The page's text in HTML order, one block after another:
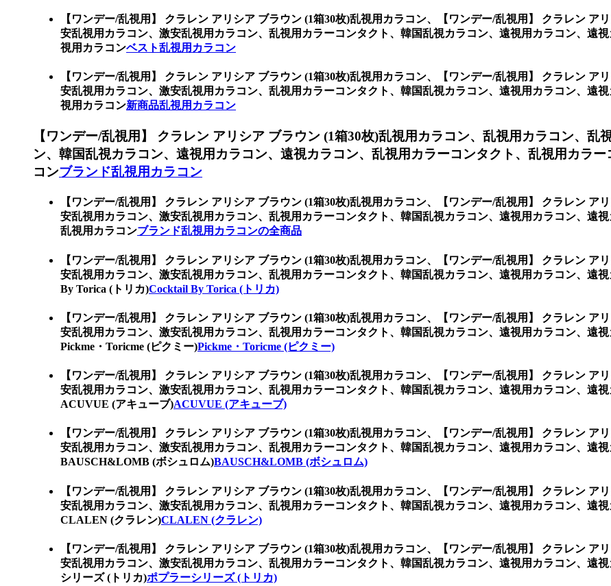
【ワンデー/乱視用】 クラレン アリシア ブラウン (1箱30枚)乱視用カラコン、
【ワンデー/乱視用】 クラレン ア
安乱視用カラコン、激安乱視用カラコン、乱視用カラーコンタクト、韓国乱視カラコン、遠視用カラコン、遠
視用カラコンベスト乱視用カラコン
【ワンデー/乱視用】 クラレン アリシア ブラウン (1箱30枚)乱視用カラコン、
【ワンデー/乱視用】 クラレン ア
安乱視用カラコン、激安乱視用カラコン、乱視用カラーコンタクト、韓国乱視カラコン、遠視用カラコン、遠
視用カラコン新商品乱視用カラコン
【ワンデー/乱視用】 クラレン アリシア ブラウン (1箱30枚)乱視用カラコン、 乱視用カラコン、乱
ン、韓国乱視カラコン、遠視用カラコン、遠視カラコン、乱視用カラーコンタクト、乱視用カラ
コンブランド乱視用カラコン
【ワンデー/乱視用】 クラレン アリシア ブラウン (1箱30枚)乱視用カラコン、
【ワンデー/乱視用】 クラレン ア
安乱視用カラコン、激安乱視用カラコン、乱視用カラーコンタクト、韓国乱視カラコン、遠視用カラコン、遠
乱視用カラコンブランド乱視用カラコンの全商品
【ワンデー/乱視用】 クラレン アリシア ブラウン (1箱30枚)乱視用カラコン、
【ワンデー/乱視用】 クラレン ア
安乱視用カラコン、激安乱視用カラコン、乱視用カラーコンタクト、韓国乱視カラコン、遠視用カラコン、遠
By Torica (トリカ)Cocktail By Torica (トリカ)
【ワンデー/乱視用】 クラレン アリシア ブラウン (1箱30枚)乱視用カラコン、
【ワンデー/乱視用】 クラレン ア
安乱視用カラコン、激安乱視用カラコン、乱視用カラーコンタクト、韓国乱視カラコン、遠視用カラコン、遠
Pickme・Toricme (ピクミー)Pickme・Toricme (ピクミー)
【ワンデー/乱視用】 クラレン アリシア ブラウン (1箱30枚)乱視用カラコン、
【ワンデー/乱視用】 クラレン ア
安乱視用カラコン、激安乱視用カラコン、乱視用カラーコンタクト、韓国乱視カラコン、遠視用カラコン、遠
ACUVUE (アキューブ)ACUVUE (アキューブ)
【ワンデー/乱視用】 クラレン アリシア ブラウン (1箱30枚)乱視用カラコン、
【ワンデー/乱視用】 クラレン ア
安乱視用カラコン、激安乱視用カラコン、乱視用カラーコンタクト、韓国乱視カラコン、遠視用カラコン、遠
BAUSCH&LOMB (ボシュロム)BAUSCH&LOMB (ボシュロム)
【ワンデー/乱視用】 クラレン アリシア ブラウン (1箱30枚)乱視用カラコン、
【ワンデー/乱視用】 クラレン ア
安乱視用カラコン、激安乱視用カラコン、乱視用カラーコンタクト、韓国乱視カラコン、遠視用カラコン、遠
CLALEN (クラレン)CLALEN (クラレン)
【ワンデー/乱視用】 クラレン アリシア ブラウン (1箱30枚)乱視用カラコン、
【ワンデー/乱視用】 クラレン ア
安乱視用カラコン、激安乱視用カラコン、乱視用カラーコンタクト、韓国乱視カラコン、遠視用カラコン、遠
シリーズ (トリカ)ポプラーシリーズ (トリカ)